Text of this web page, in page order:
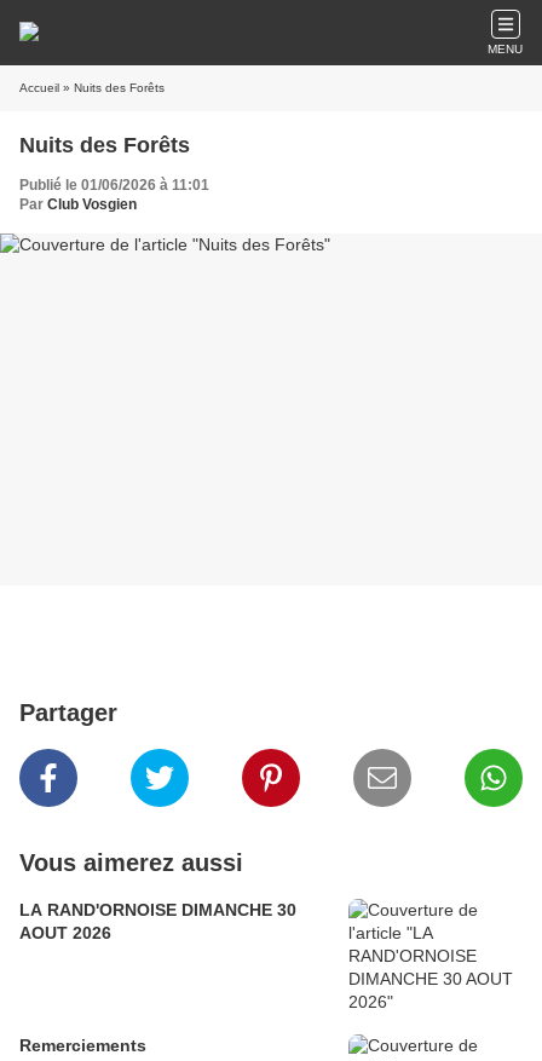
MENU
Accueil » Nuits des Forêts
Nuits des Forêts
Publié le 01/06/2026 à 11:01
Par Club Vosgien
Partager
Vous aimerez aussi
LA RAND'ORNOISE DIMANCHE 30
AOUT 2026
Remerciements